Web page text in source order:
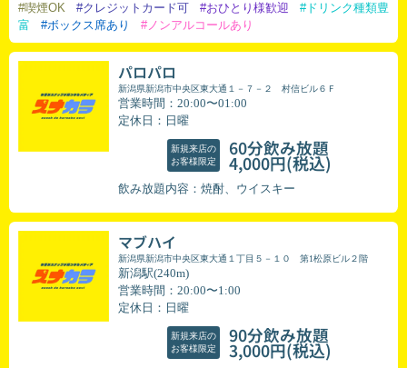
#喫煙OK
#クレジットカード可 #おひとり様歓迎
#ドリンク種類豊
富
#ボックス席あり #ノンアルコールあり
パロパロ
新潟県新潟市中央区東大通１－７－２ 村信ビル６Ｆ
営業時間：20:00〜01:00
定休日：日曜
新規来店の
お客様限定
60分飲み放題
4,000円(税込)
飲み放題内容：焼酎、ウイスキー
マブハイ
新潟県新潟市中央区東大通１丁目５－１０ 第1松原ビル２階
新潟駅(240m)
営業時間：20:00〜1:00
定休日：日曜
新規来店の
お客様限定
90分飲み放題
3,000円(税込)